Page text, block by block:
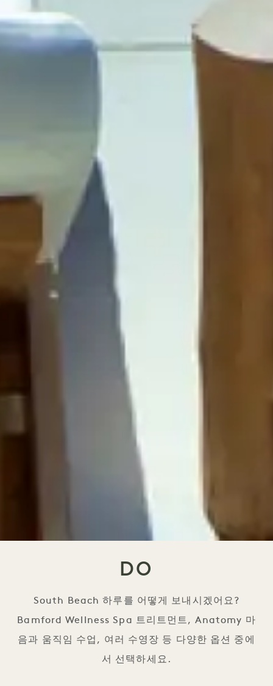
DO
South Beach 하루를 어떻게 보내시겠어요?
Bamford Wellness Spa 트리트먼트, Anatomy 마
음과 움직임 수업, 여러 수영장 등 다양한 옵션 중에
서 선택하세요.